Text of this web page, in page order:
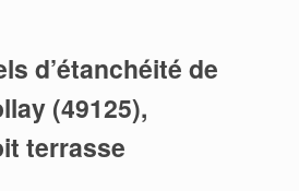
d’étanchéité de
(49125),
terrasse